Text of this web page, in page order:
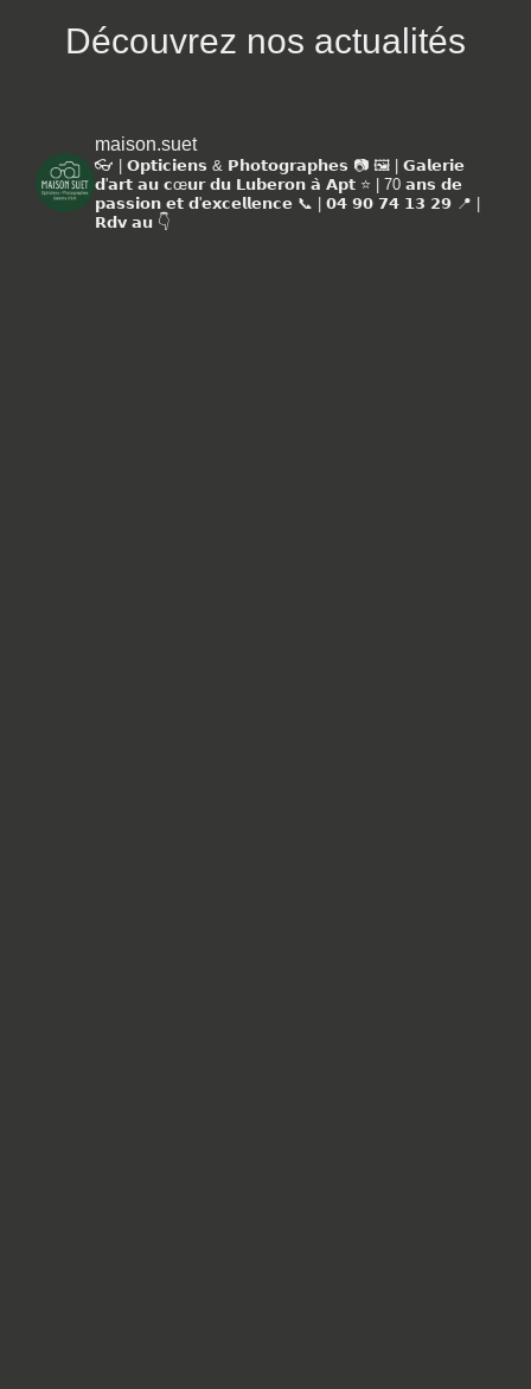
Découvrez nos actualités
maison.suet
👓 | 𝗢𝗽𝘁𝗶𝗰𝗶𝗲𝗻𝘀 & 𝗣𝗵𝗼𝘁𝗼𝗴𝗿𝗮𝗽𝗵𝗲𝘀 📷 🖼️ | 𝗚𝗮𝗹𝗲𝗿𝗶𝗲
𝗱'𝗮𝗿𝘁 𝗮𝘂 𝗰œ𝘂𝗿 𝗱𝘂 𝗟𝘂𝗯𝗲𝗿𝗼𝗻 𝗮̀ 𝗔𝗽𝘁 ⭐️ | 70 𝗮𝗻𝘀 𝗱𝗲
𝗽𝗮𝘀𝘀𝗶𝗼𝗻 𝗲𝘁 𝗱'𝗲𝘅𝗰𝗲𝗹𝗹𝗲𝗻𝗰𝗲 📞 | 𝟬𝟰 𝟵𝟬 𝟳𝟰 𝟭𝟯 𝟮𝟵 📍 |
𝗥𝗱𝘃 𝗮𝘂 👇